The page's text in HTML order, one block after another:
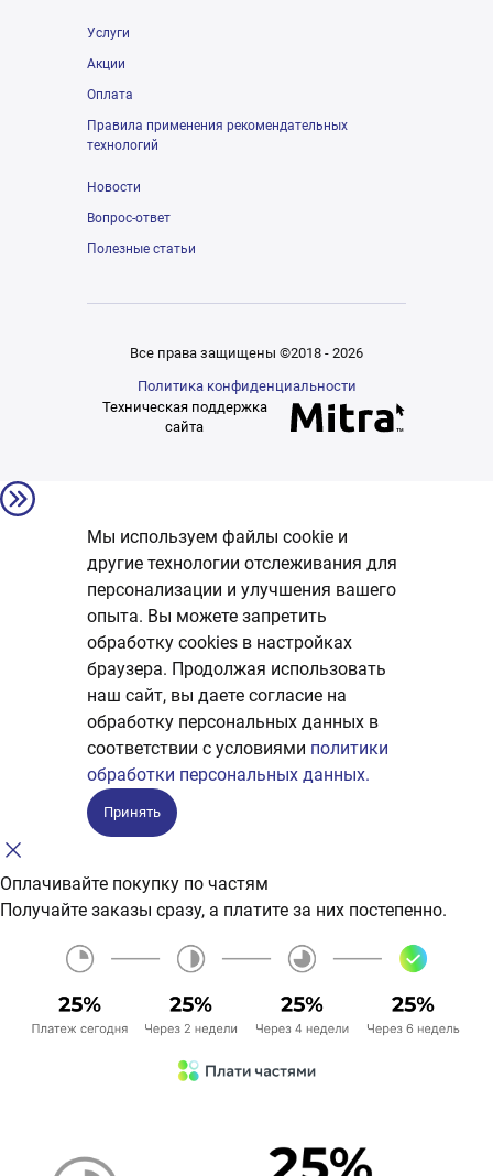
Услуги
Акции
Оплата
Правила применения рекомендательных
технологий
Новости
Вопрос-ответ
Полезные статьи
Все права защищены ©2018 - 2026
Политика конфиденциальности
Техническая поддержка
сайта
Мы используем файлы cookie и
другие технологии отслеживания для
персонализации и улучшения вашего
опыта. Вы можете запретить
обработку сookies в настройках
браузера. Продолжая использовать
наш сайт, вы даете согласие на
обработку персональных данных в
соответствии с условиями политики
обработки персональных данных.
Принять
Оплачивайте покупку по частям
Получайте заказы сразу, а платите за них постепенно.